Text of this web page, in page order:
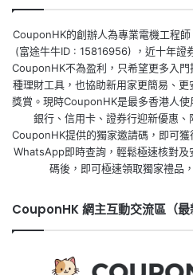
CouponHK的創辦人為專業電機工程
(富途牛牛ID : 15816956) ，近十年證
CouponHK不為盈利，只希望更多入
種理財工具，也協助新用家更簡易、
獎賞。現時CouponHK是最多香港人
銀行、信用卡、證券行迎新優惠、
CouponHK提供的獨家邀請碼，即可
WhatsApp即時查詢，輕鬆極速核對及
碼後，即可極速領取獨家禮品
CouponHK 網主互動交流區（最